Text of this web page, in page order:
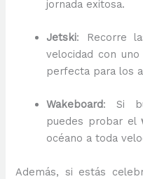
jornada exitosa.
Jetski: Recorre
velocidad con
perfecta para los
Wakeboard: Si
puedes probar el
océano a toda
Además, si estás